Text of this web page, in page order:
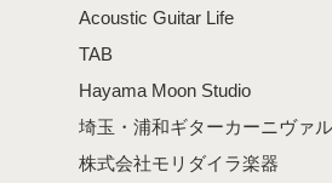
Acoustic Guitar Life
TAB
Hayama Moon Studio
埼玉・浦和ギターカーニヴァル
株式会社モリダイラ楽器